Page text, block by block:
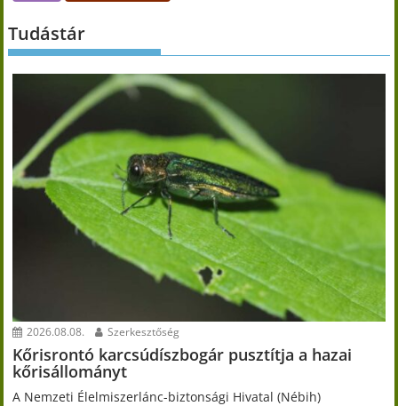
Tudástár
2026.08.08. Szerkesztőség
Kőrisrontó karcsúdíszbogár pusztítja a hazai
kőrisállományt
A Nemzeti Élelmiszerlánc-biztonsági Hivatal (Nébih)